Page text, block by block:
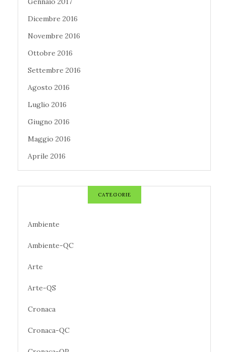
Dicembre 2016
Novembre 2016
Ottobre 2016
Settembre 2016
Agosto 2016
Luglio 2016
Giugno 2016
Maggio 2016
Aprile 2016
CATEGORIE
Ambiente
Ambiente-QC
Arte
Arte-QS
Cronaca
Cronaca-QC